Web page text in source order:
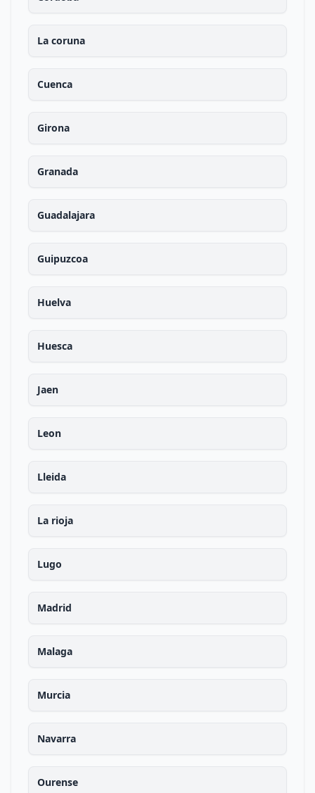
La coruna
Cuenca
Girona
Granada
Guadalajara
Guipuzcoa
Huelva
Huesca
Jaen
Leon
Lleida
La rioja
Lugo
Madrid
Malaga
Murcia
Navarra
Ourense